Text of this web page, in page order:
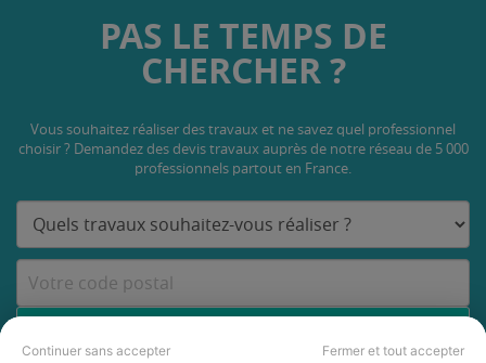
Continuer sans accepter Fermer et tout accepter
PAS LE TEMPS DE
CHERCHER ?
Vous souhaitez réaliser des travaux et ne savez quel professionnel
choisir ? Demandez des devis travaux auprès de notre réseau de 5 000
professionnels partout en France.